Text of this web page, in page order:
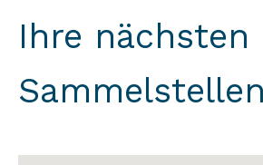
Ihre nächsten
Sammelstellen